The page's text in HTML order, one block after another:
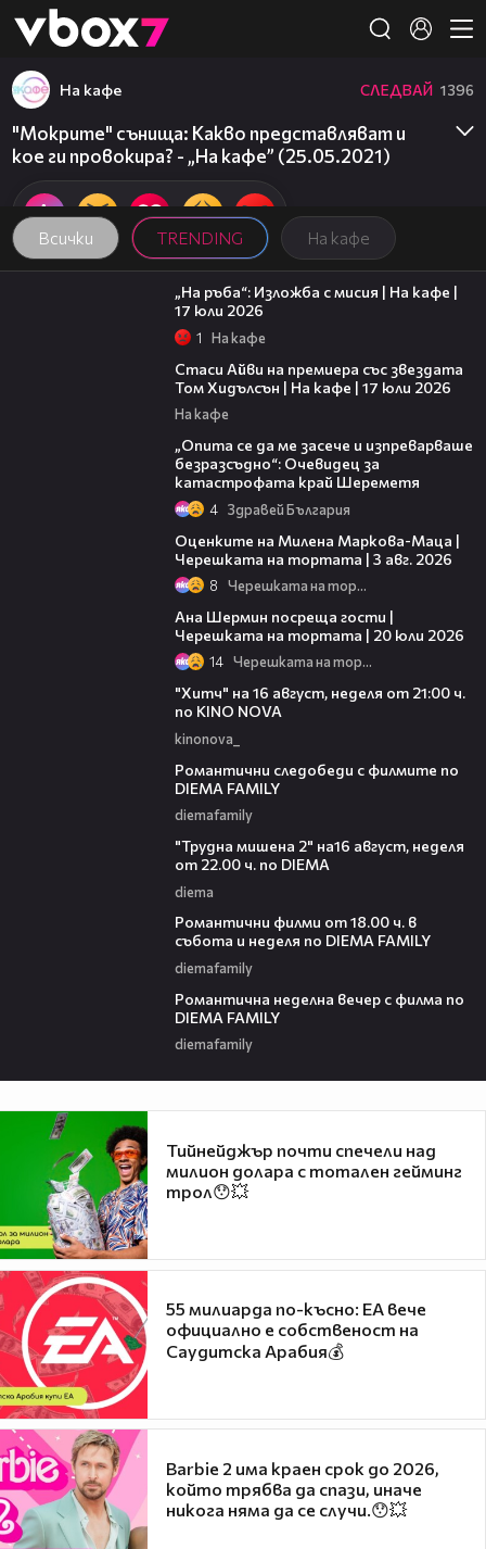
👾
Всички TRENDING На кафе
На кафе СЛЕДВАЙ 1396
"Мокрите" сънища: Какво представляват и
кое ги провокира? - „На кафе” (25.05.2021)
09:09
„На ръба“: Изложба с мисия | На кафе |
17 юли 2026
1 На кафе
Стаси Айви на премиера със звездата
Том Хидълсън | На кафе | 17 юли 2026
На кафе
„Опита се да ме засече и изпреварваше
безразсъдно“: Очевидец за
катастрофата край Шереметя
4 Здравей България
Оценките на Милена Маркова-Маца |
Черешката на тортата | 3 авг. 2026
8 Черешката на тортата
Ана Шермин посреща гости |
Черешката на тортата | 20 юли 2026
14 Черешката на тортата
"Хитч" на 16 август, неделя от 21:00 ч.
по KINO NOVA
kinonova_
Романтични следобеди с филмите по
DIEMA FAMILY
diemafamily
"Трудна мишена 2" на16 август, неделя
от 22.00 ч. по DIEMA
diema
Романтични филми от 18.00 ч. в
събота и неделя по DIEMA FAMILY
diemafamily
Романтичнa неделна вечер с филма по
DIEMA FAMILY
diemafamily
Тийнейджър почти спечели над
милион долара с тотален гейминг
трол😯💥
55 милиарда по-късно: EA вече
официално е собственост на
Саудитска Арабия💰
Barbie 2 има краен срок до 2026,
който трябва да спази, иначе
никога няма да се случи.😯💥